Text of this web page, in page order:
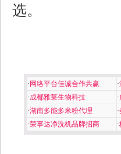
选。
· 网络平台佳诚合作共赢 ·
·成都雅莱生物科技 ·
·湖南多能多米粉代理 ·
·荣事达净洗机品牌招商 ·